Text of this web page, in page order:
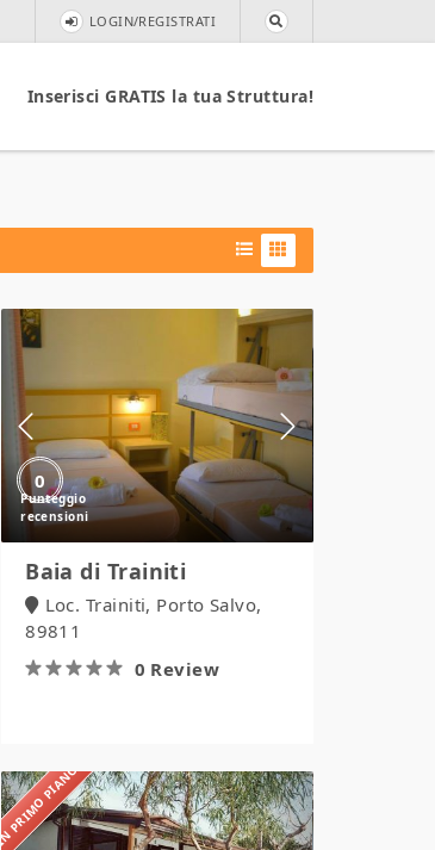
LOGIN/REGISTRATI
Inserisci GRATIS la tua Struttura!
0
Baia di Trainiti
Loc. Trainiti, Porto Salvo,
89811
0 Review
IN PRIMO PIANO Camping
il
Gabbiano